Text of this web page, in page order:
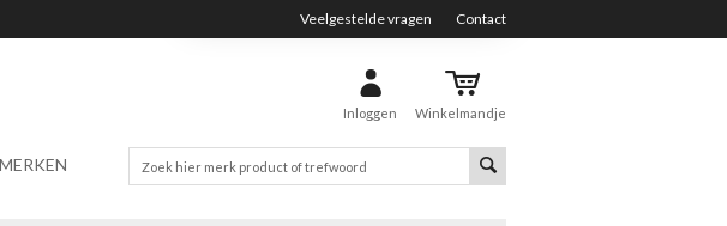
Veelgestelde vragen Contact
Inloggen Winkelmandje
MERKEN